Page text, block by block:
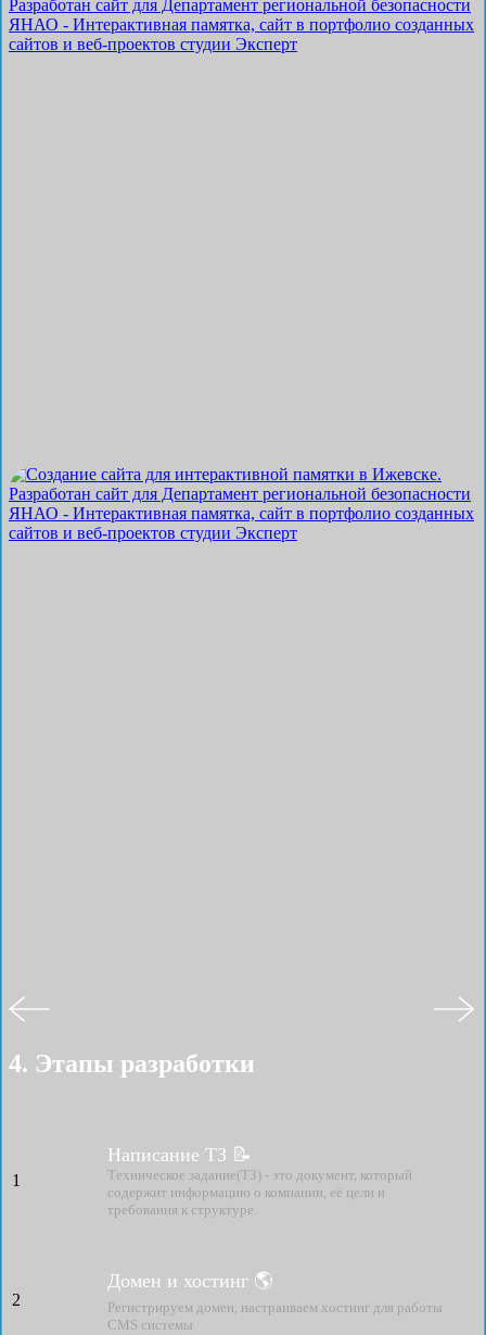
4. Этапы разработки
1
Написание ТЗ 📝
Техническое задание(ТЗ) - это документ, который
содержит информацию о компании, её цели и
требования к структуре.
2
Домен и хостинг 🌎
Регистрируем домен, настраиваем хостинг для работы
CMS системы